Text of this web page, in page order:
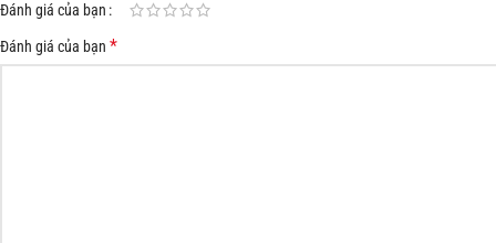
Đánh giá của bạn
Đánh giá của bạn *